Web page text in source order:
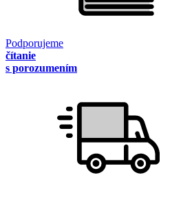
Podporujeme
čítanie
s porozumením